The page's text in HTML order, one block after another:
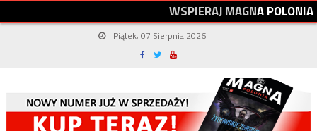
WSPIERAJMAGNAPOLONIA
Piątek, 07 Sierpnia 2026